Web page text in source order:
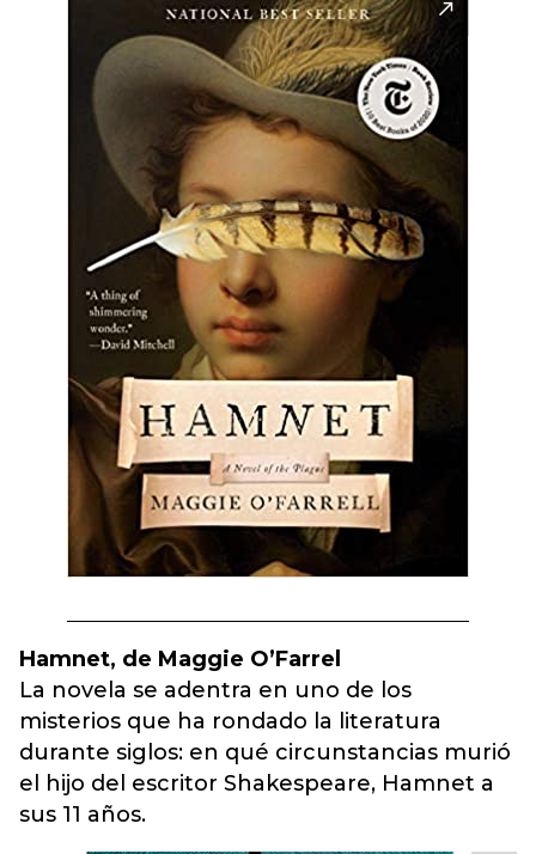
Hamnet, de Maggie O’Farrel
La novela se adentra en uno de los
misterios que ha rondado la literatura
durante siglos: en qué circunstancias murió
el hijo del escritor Shakespeare, Hamnet a
sus 11 años.